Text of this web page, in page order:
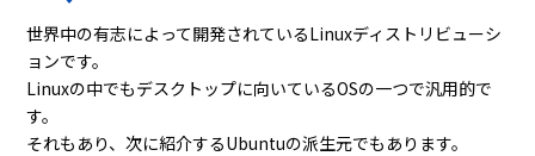
世界中の有志によって開発されているLinuxディストリビューシ
ョンです。
Linuxの中でもデスクトップに向いているOSの一つで汎用的で
す。
それもあり、次に紹介するUbuntuの派生元でもあります。